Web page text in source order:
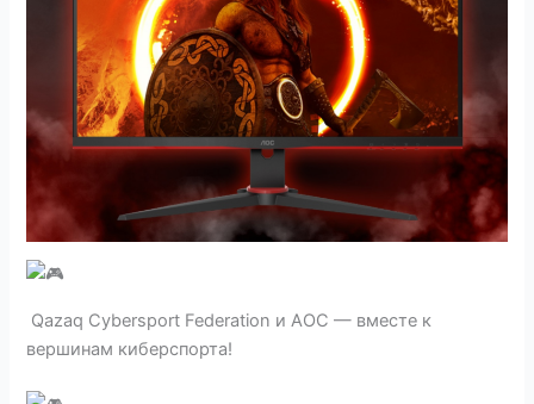
Qazaq Cybersport Federation и AOC — вместе к
вершинам киберспорта!